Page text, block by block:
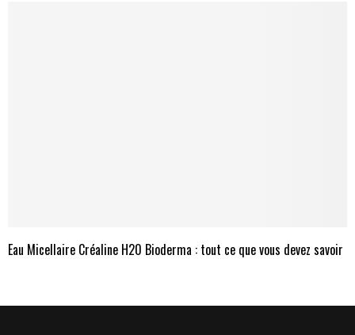
Eau Micellaire Créaline H20 Bioderma : tout ce que vous devez savoir